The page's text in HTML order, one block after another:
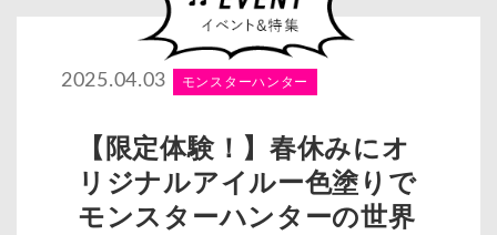
2025.04.03 モンスターハンター
【限定体験！】春休みにオ
リジナルアイルー色塗りで
モンスターハンターの世界